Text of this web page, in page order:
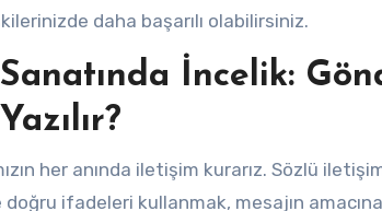
daha başarılı olabilirsiniz.
İncelik:
her anında iletişim kurarız. Sözlü
doğru ifadeleri kullanmak, mesajın